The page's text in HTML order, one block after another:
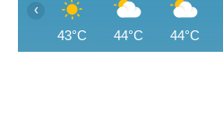
43°C 44°C 44°C
‹